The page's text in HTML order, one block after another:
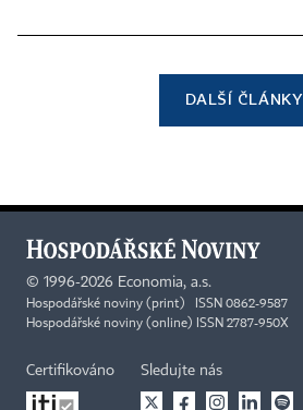
DALŠÍ ČLÁNKY
© 1996-2026 Economia, a.s.
Hospodářské noviny (print) ISSN 0862-9587
Hospodářské noviny (online) ISSN 2787-950X
Certifikováno Sledujte nás